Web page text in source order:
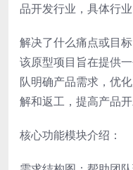
品开发行业，具体行
解决了什么痛点或目标
该原型项目旨在提供
队明确产品需求，优
解和返工，提高产品开
核心功能模块介绍：